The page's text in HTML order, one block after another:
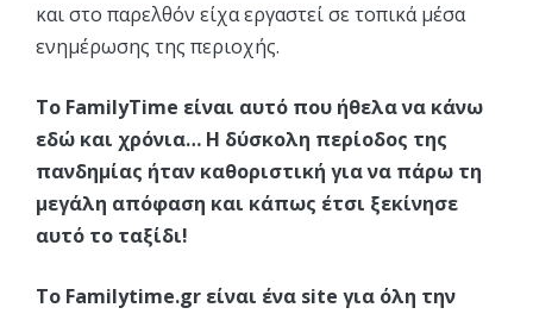
και στο παρελθόν είχα εργαστεί σε τοπικά μέσα
ενημέρωσης της περιοχής.
Το FamilyTime είναι αυτό που ήθελα να κάνω
εδώ και χρόνια… Η δύσκολη περίοδος της
πανδημίας ήταν καθοριστική για να πάρω τη
μεγάλη απόφαση και κάπως έτσι ξεκίνησε
αυτό το ταξίδι!
Το Familytime.gr είναι ένα site για όλη την